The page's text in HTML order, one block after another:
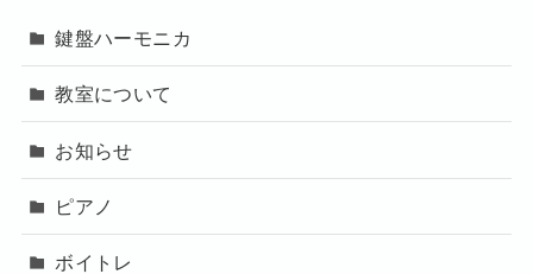
鍵盤ハーモニカ
教室について
お知らせ
ピアノ
ボイトレ